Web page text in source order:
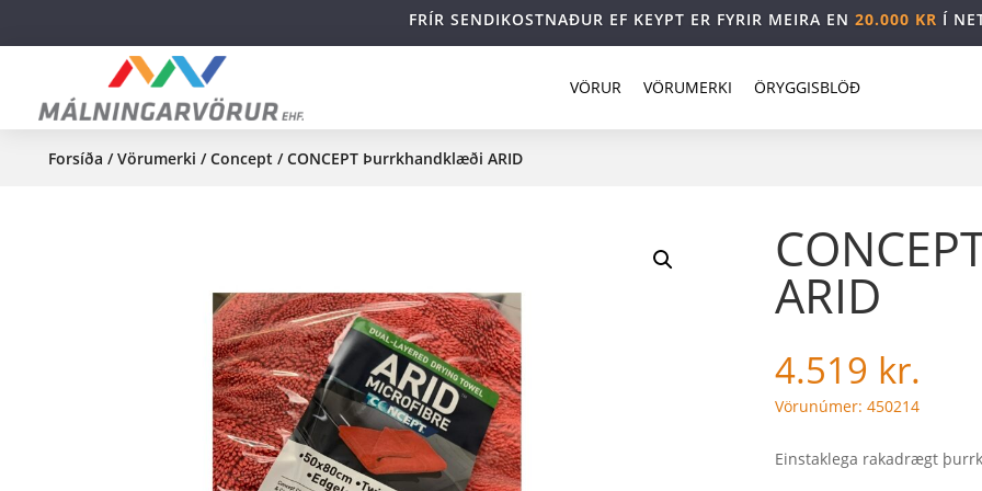
FRÍR SENDIKOSTNAÐUR EF KEYPT ER FYRIR MEIRA EN20.000 KR Í
VÖRUR VÖRUMERKI ÖRYGGISBLÖÐ
Forsíða /Vörumerki /Concept / CONCEPT Þurrkhandklæði ARID
ARID
4.519 kr.
Vörunúmer: 450214
Einstaklega rakadrægt